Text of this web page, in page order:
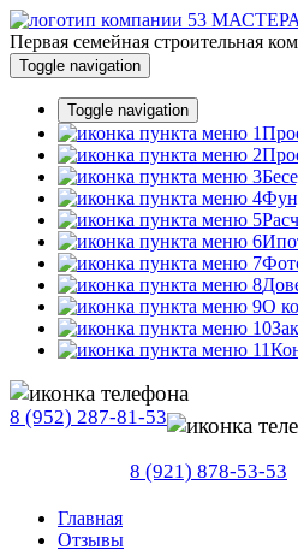
Первая семейная строительная
Toggle navigation
Toggle navigation
О
8 (952) 287-81-53
8 (921) 878-53-53
Главная
Отзывы